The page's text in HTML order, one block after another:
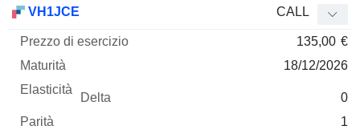
VH1JCE CALL
135,00 €
18/12/2026
0
1